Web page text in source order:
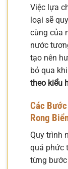
Việc lựa
loại sẽ
cùng của
nước
tạo nên
bỏ qua
theo kiểu
Các
Rong
Quy trình
quá phức
từng